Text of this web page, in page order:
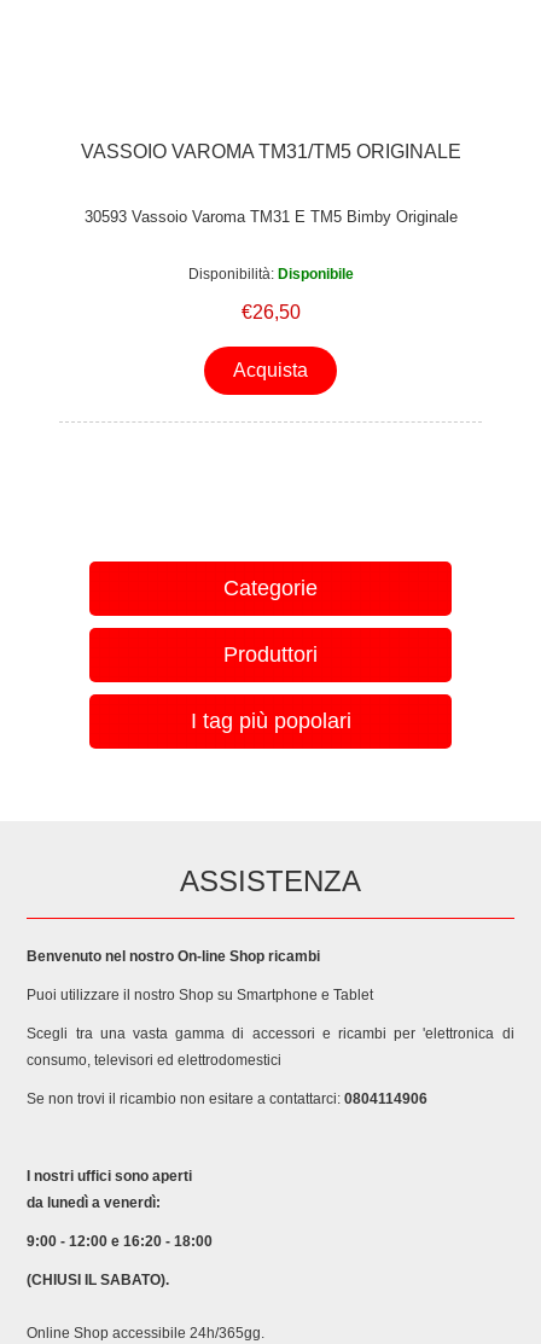
VASSOIO VAROMA TM31/TM5 ORIGINALE
30593 Vassoio Varoma TM31 E TM5 Bimby Originale
Disponibilità: Disponibile
€26,50
Acquista
Categorie
Produttori
I tag più popolari
ASSISTENZA
Benvenuto nel nostro On-line Shop ricambi
Puoi utilizzare il nostro Shop su Smartphone e Tablet
Scegli tra una vasta gamma di accessori e ricambi per 'elettronica di
consumo, televisori ed elettrodomestici
Se non trovi il ricambio non esitare a contattarci:0804114906
I nostri uffici sono aperti
da lunedì a venerdì:
9:00 - 12:00 e 16:20 - 18:00
(CHIUSI IL SABATO).
Online Shop accessibile 24h/365gg.